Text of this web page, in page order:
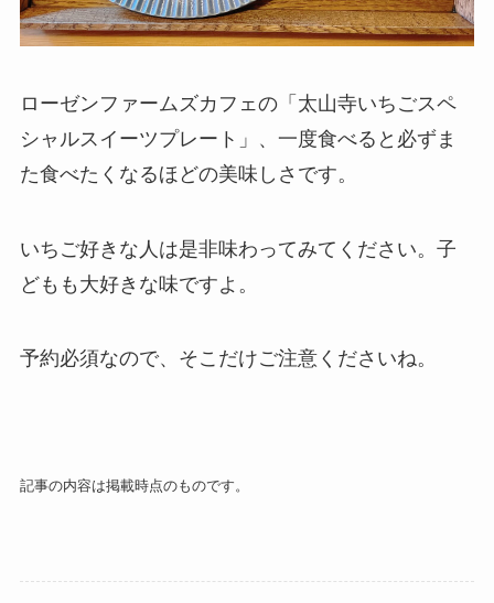
ローゼンファームズカフェの「太山寺いちごスペ
シャルスイーツプレート」、一度食べると必ずま
た食べたくなるほどの美味しさです。
いちご好きな人は是非味わってみてください。子
どもも大好きな味ですよ。
予約必須なので、そこだけご注意くださいね。
記事の内容は掲載時点のものです。